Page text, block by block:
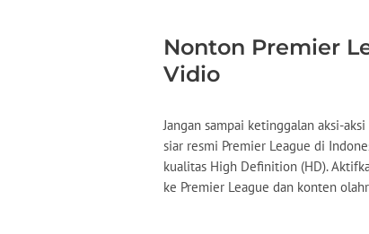
Nonton Premier
Vidio
Jangan sampai ketinggalan aksi-
siar resmi Premier League di
kualitas High Definition (HD).
ke Premier League dan konten